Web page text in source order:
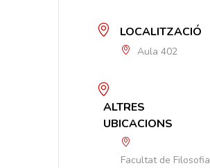
LOCALITZACIÓ
Aula 402
ALTRES
UBICACIONS
Facultat de Filosofia